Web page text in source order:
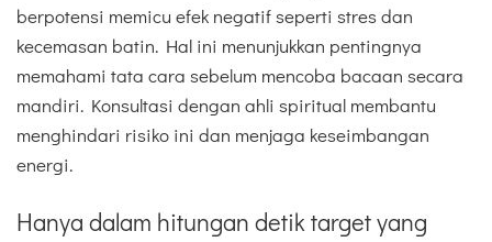
berpotensi memicu efek negatif seperti stres dan
kecemasan batin. Hal ini menunjukkan pentingnya
memahami tata cara sebelum mencoba bacaan secara
mandiri. Konsultasi dengan ahli spiritual membantu
menghindari risiko ini dan menjaga keseimbangan
energi.
Hanya dalam hitungan detik target yang